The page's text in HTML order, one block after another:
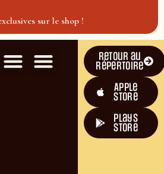
sur le shop !
Retour au
répertoire
Apple
Store
plays
store